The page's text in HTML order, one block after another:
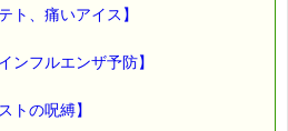
ト、痛いアイス】
ンフルエンザ予防】
トの呪縛】